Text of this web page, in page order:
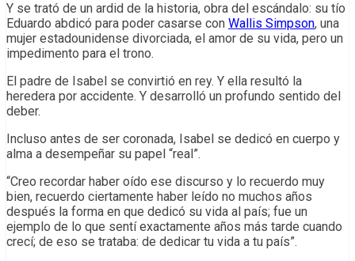
Y se trató de un ardid de la historia, obra del escándalo: su tío
Eduardo abdicó para poder casarse con Wallis Simpson, una
mujer estadounidense divorciada, el amor de su vida, pero un
impedimento para el trono.
El padre de Isabel se convirtió en rey. Y ella resultó la
heredera por accidente. Y desarrolló un profundo sentido del
deber.
Incluso antes de ser coronada, Isabel se dedicó en cuerpo y
alma a desempeñar su papel “real”.
“Creo recordar haber oído ese discurso y lo recuerdo muy
bien, recuerdo ciertamente haber leído no muchos años
después la forma en que dedicó su vida al país; fue un
ejemplo de lo que sentí exactamente años más tarde cuando
crecí; de eso se trataba: de dedicar tu vida a tu país”.